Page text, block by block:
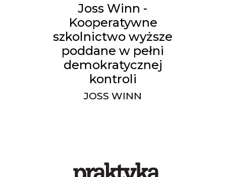
Joss Winn -
Kooperatywne
szkolnictwo wyższe
poddane w pełni
demokratycznej
kontroli
JOSS WINN